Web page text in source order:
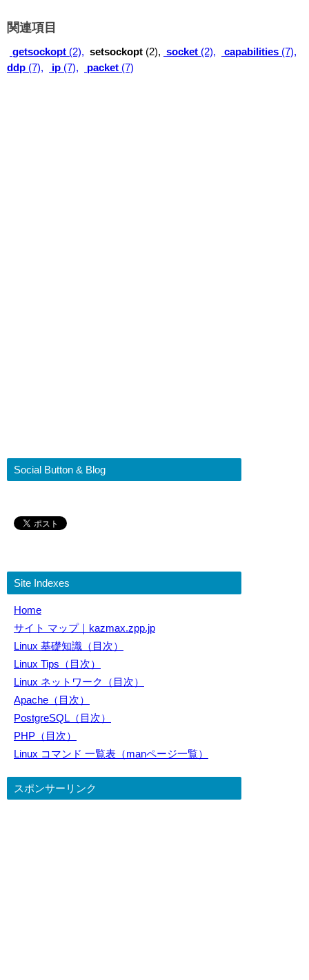
関連項目
getsockopt (2), setsockopt (2), socket (2), capabilities (7),
ddp (7), ip (7), packet (7)
Social Button & Blog
Site Indexes
Home
サイト マップ｜kazmax.zpp.jp
Linux 基礎知識（目次）
Linux Tips（目次）
Linux ネットワーク（目次）
Apache（目次）
PostgreSQL（目次）
PHP（目次）
Linux コマンド 一覧表（manページ一覧）
スポンサーリンク